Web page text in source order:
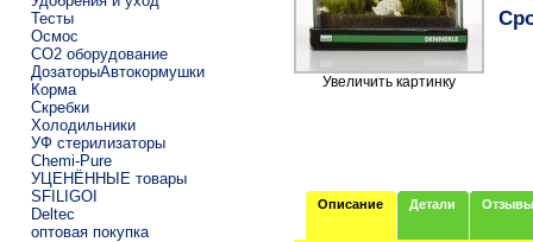
Тесты
Осмос
CO2 оборудование
ДозаторыАвтокормушки
Корма
Скребки
Холодильники
УФ стерилизаторы
Chemi-Pure
УЦЕНЁННЫЕ товары
SFILIGOI
Deltec
оптовая покупка
Увеличить картинку
Описание Детали Отзывы